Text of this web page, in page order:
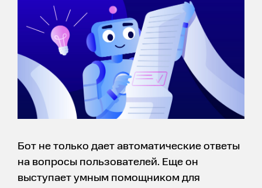
Бот не только дает автоматические ответы
на вопросы пользователей. Еще он
выступает умным помощником для